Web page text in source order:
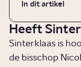
In dit artikel
Heeft
Sinterklaas is
de bisschop